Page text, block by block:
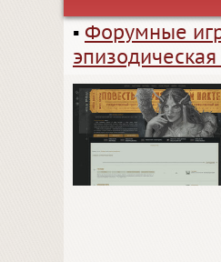
▪ Форумные
эпизодическая